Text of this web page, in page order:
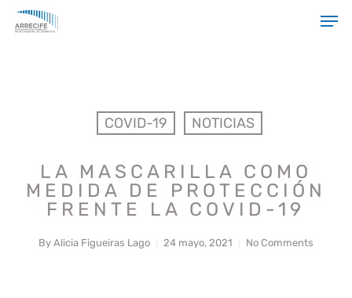
COVID-19 NOTICIAS
LA MASCARILLA COMO
MEDIDA DE PROTECCIÓN
FRENTE LA COVID-19
By Alicia Figueiras Lago 24 mayo, 2021 No Comments